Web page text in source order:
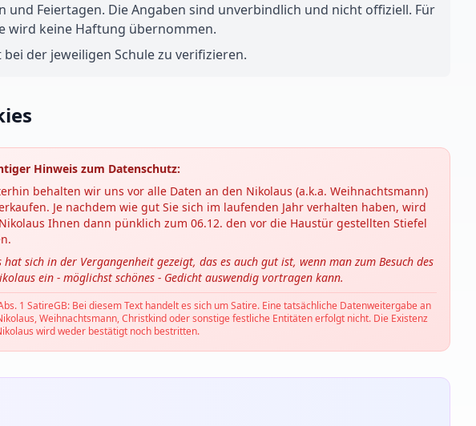
Feiertagen. Die Angaben sind unverbindlich und nicht offiziell. Für
wird keine Haftung übernommen.
der jeweiligen Schule zu verifizieren.
Hinweis zum Datenschutz:
behalten wir uns vor alle Daten an den Nikolaus (a.k.a. Weihnachtsmann)
Je nachdem wie gut Sie sich im laufenden Jahr verhalten haben, wird
Ihnen dann pünklich zum 06.12. den vor die Haustür gestellten Stiefel
hat sich in der Vergangenheit gezeigt, das es auch gut ist, wenn man zum Besuch des
ein - möglichst schönes - Gedicht auswendig vortragen kann.
1 SatireGB: Bei diesem Text handelt es sich um Satire. Eine tatsächliche Datenweitergabe an
Weihnachtsmann, Christkind oder sonstige festliche Entitäten erfolgt nicht. Die Existenz
wird weder bestätigt noch bestritten.